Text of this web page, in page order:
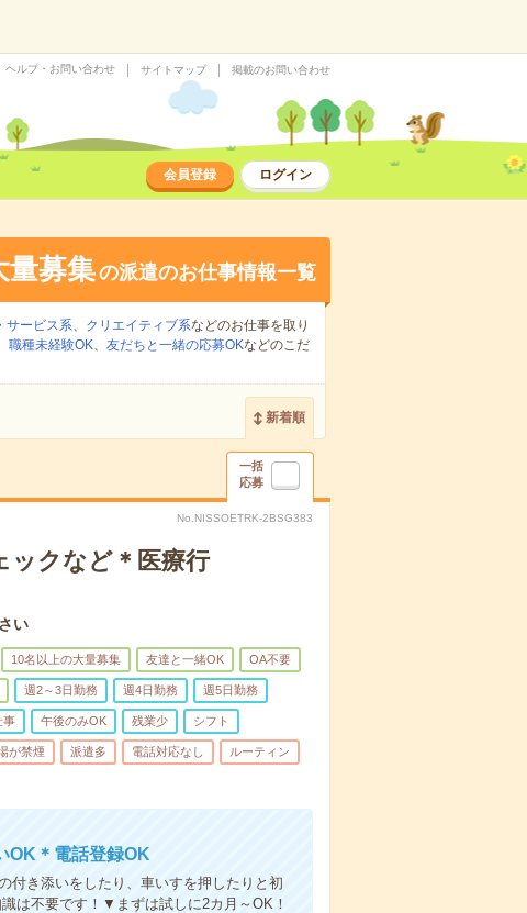
ヘルプ・お問い合わせ サイトマップ 掲載のお問い合わせ
会員登録 ログイン
量募集の派遣のお仕事情報一覧
サービス系、 クリエイティブ系などのお仕事を取り
職種未経験OK、 友だちと一緒の応募OKなどのこだ
新着順
一括
応募
No.NISSOETRK-2BSG383
ックなど＊医療行
い
10名以上の大量募集 友達と一緒OK OA不要
週2～3日勤務 週4日勤務 週5日勤務
事 午後のみOK 残業少 シフト
が禁煙 派遣多 電話対応なし ルーティン
OK＊電話登録OK
き添いをしたり、車いすを押したりと初
は不要です！▼まずは試しに2カ月～OK！